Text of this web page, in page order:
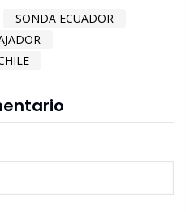
SONDA ECUADOR